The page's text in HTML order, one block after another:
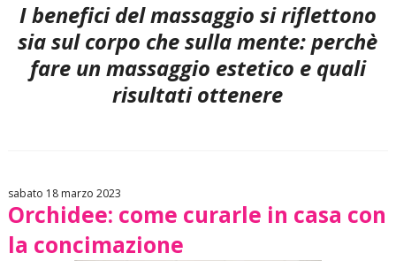
I benefici del massaggio si riflettono
sia sul corpo che sulla mente: perchè
fare un massaggio estetico e quali
risultati ottenere
sabato 18 marzo 2023
Orchidee: come curarle in casa con
la concimazione